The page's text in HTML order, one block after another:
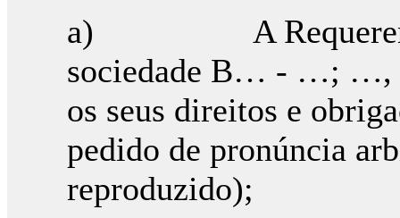
a) A Requerente
sociedade B… - …; …,
os seus direitos e
pedido de pronúncia
reproduzido);